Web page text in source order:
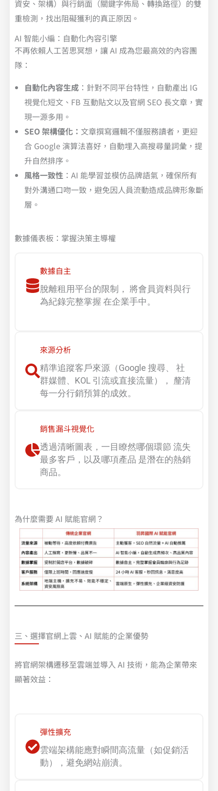
資安、架構）與行銷面（關鍵字佈局、轉換路徑）的雙
重檢測，找出阻礙獲利的真正原因。
AI 智能小編：自動化內容引擎
不再依賴人工苦思冥想，讓 AI 成為您最高效的內容團
隊：
自動化內容生成 ： 針對不同平台特性，自動產出 IG
視覺化短文、FB 互動貼文以及官網 SEO 長文章，實
現一源多用。
SEO 架構優化： 文章撰寫邏輯不僅服務讀者，更迎
合 Google 演算法喜好，自動埋入高搜尋量詞彙，提
升自然排序。
風格一致性 ： AI 能學習並模仿品牌語氣，確保所有
對外溝通口吻一致，避免因人員流動造成品牌形象斷
層。
數據儀表板：掌握決策主導權
數據自主​
脫離租用平台的限制， 將會員資料與行
為紀錄完整掌握 在企業手中。
來源分析​
精準追蹤客戶來源（Google 搜尋、 社
群媒體、KOL 引流或直接流量）， 釐清
每一分行銷預算的成效。
銷售漏斗視覺化​
透過清晰圖表，一目瞭然哪個環節 流失
最多客戶，以及哪項產品 是潛在的熱銷
商品。
為什麼需要 AI 賦能官網？
三、選擇官網上雲、AI 賦能的企業優勢
將官網架構遷移至雲端並導入 AI 技術，能為企業帶來
顯著效益：
彈性擴充
雲端架構能應對瞬間高流量（如促銷活
動），避免網站崩潰。